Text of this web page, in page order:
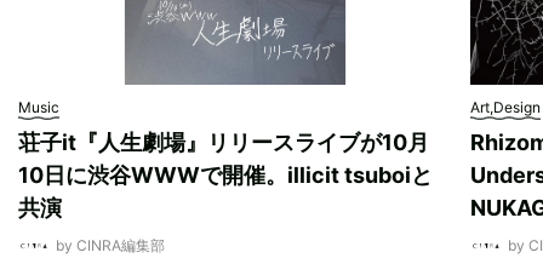
Music
荘子it『人生劇場』リリースライブが10月
10日に渋谷WWWで開催。illicit tsuboiと
共演
by CINRA編集部
Art,Design
by